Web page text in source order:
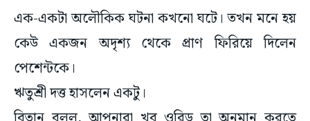
কেউ একজন অদৃশ্য থেকে প্রাণ ফিরিয়ে দিলেন
পেশেন্টকে।
ঋতুশ্রী দত্ত হাসলেন একটু।
বিতান বলল, আপনারা খুব ওরিড তা অনুমান করতে
পারছি। কিন্তু আমাদের চেষ্টার কোনো ত্রুটি নেই।